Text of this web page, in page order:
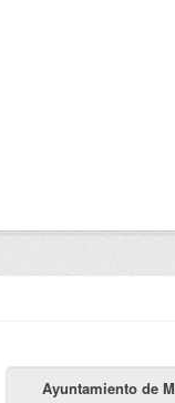
Ayuntamiento de